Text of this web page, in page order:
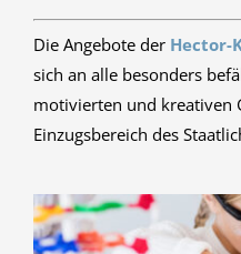
Die Angebote der Hector-
sich an alle besonders
motivierten und kreativen
Einzugsbereich des